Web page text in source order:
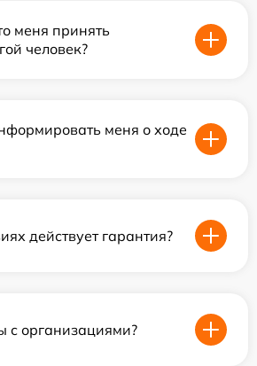
меня принять
человек?
меня о ходе
действует гарантия?
с организациями?